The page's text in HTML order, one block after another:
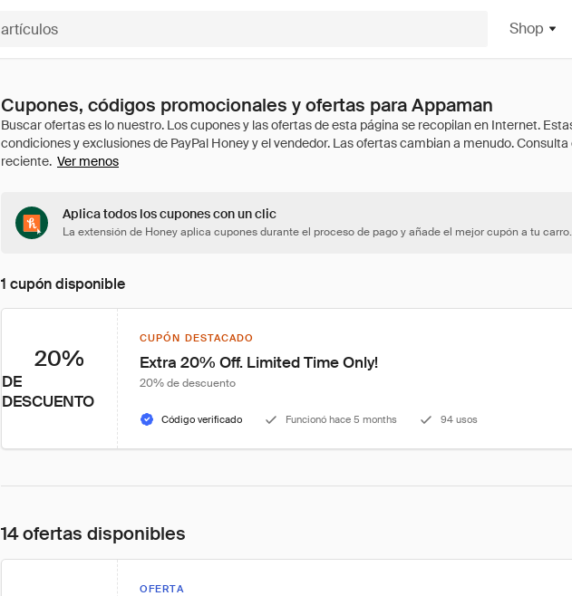
Shop
Cupones, códigos promocionales y ofertas para Appaman
Ver menos
Aplica todos los cupones con un clic
La extensión de Honey aplica cupones durante el proceso de pago y añade el mejor cupón a tu carro.
1 cupón disponible
20%
DE
DESCUENTO
CUPÓN DESTACADO
Extra 20% Off. Limited Time Only!
20% de descuento
Código verificado Funcionó hace 5 months 94 usos
14 ofertas disponibles
OFERTA